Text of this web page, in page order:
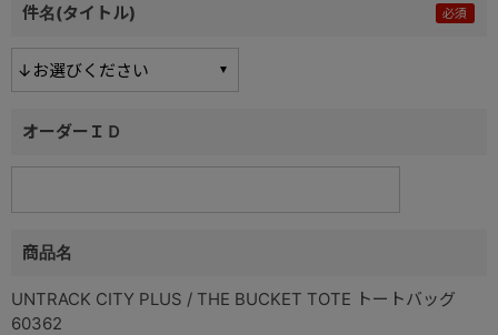
件名(タイトル)
オーダーＩＤ
商品名
UNTRACK CITY PLUS / THE BUCKET TOTE トートバッグ
60362